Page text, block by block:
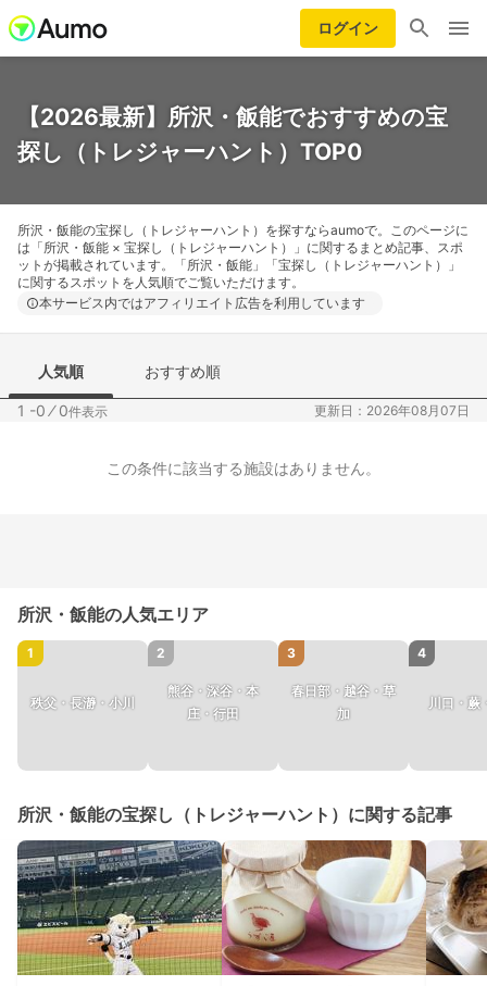
ログイン
【2026最新】所沢・飯能でおすすめの宝
探し（トレジャーハント）TOP0
所沢・飯能の宝探し（トレジャーハント）を探すならaumoで。このページに
は「所沢・飯能 × 宝探し（トレジャーハント）」に関するまとめ記事、スポ
ットが掲載されています。「所沢・飯能」「宝探し（トレジャーハント）」
に関するスポットを人気順でご覧いただけます。
本サービス内ではアフィリエイト広告を利用しています
人気順 おすすめ順
1 -0 ⁄0件表示 更新日：2026年08月07日
この条件に該当する施設はありません。
所沢・飯能の人気エリア
1
秩父・長瀞・小川
2
熊谷・深谷・本
庄・行田
3
春日部・越谷・草
加
4
川口・蕨
所沢・飯能の宝探し（トレジャーハント）に関する記事